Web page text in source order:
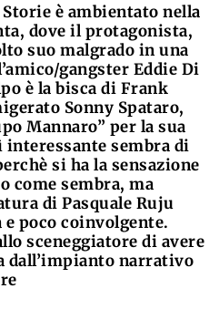
è ambientato nella
dove il protagonista,
suo malgrado in una
gangster Eddie Di
è la bisca di Frank
Sonny Spataro,
Mannaro” per la sua
sembra di
si ha la sensazione
come sembra, ma
di Pasquale Ruju
poco coinvolgente.
sceneggiatore di avere
dall’impianto narrativo